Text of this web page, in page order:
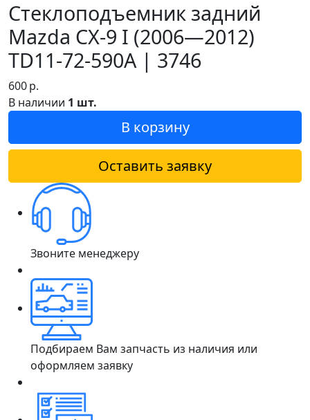
Стеклоподъемник задний
Mazda CX-9 I (2006—2012)
TD11-72-590A | 3746
600р.
В наличии 1 шт.
В корзину
Оставить заявку
Звоните менеджеру
Подбираем Вам запчасть из наличия или
оформляем заявку